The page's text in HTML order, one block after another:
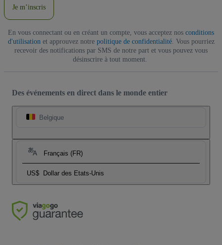
Je m’inscris
En vous connectant ou en créant un compte, vous acceptez nos conditions
d'utilisationet approuvez notre politique de confidentialité. Vous pourriez
recevoir des notifications par SMS de notre part et vous pouvez vous
désinscrire à tout moment.
Des événements en direct dans le monde entier
Belgique
Français (FR)
US$ Dollar des Etats-Unis